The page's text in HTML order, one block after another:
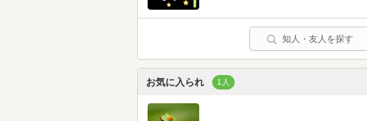
知人・友人を探す
お気に入られ 1人